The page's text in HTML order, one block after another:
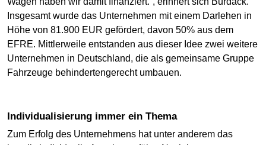
Insgesamt wurde das Unternehmen mit einem Darlehen in
Höhe von 81.900 EUR gefördert, davon 50% aus dem
EFRE. Mittlerweile entstanden aus dieser Idee zwei weitere
Unternehmen in Deutschland, die als gemeinsame Gruppe
Fahrzeuge behindertengerecht umbauen.
Individualisierung immer ein Thema
Zum Erfolg des Unternehmens hat unter anderem das